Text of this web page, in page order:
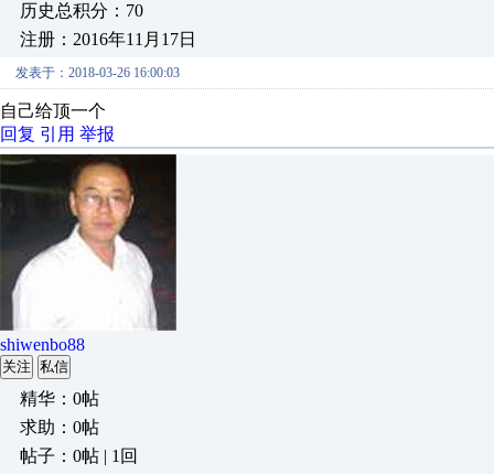
历史总积分：70
注册：2016年11月17日
发表于：2018-03-26 16:00:03
自己给顶一个
回复 引用 举报
shiwenbo88
关注 私信
精华：0帖
求助：0帖
帖子：0帖 | 1回